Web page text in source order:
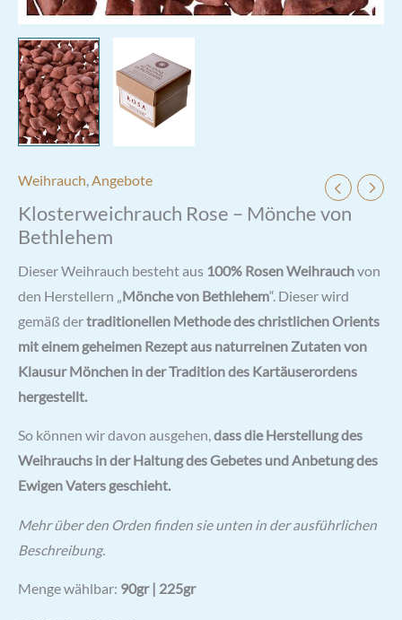
Weihrauch,Angebote
Klosterweichrauch Rose – Mönche von
Bethlehem
Dieser Weihrauch besteht aus 100% Rosen Weihrauchvon
den Herstellern „Mönche von Bethlehem“. Dieser wird
gemäß dertraditionellen Methode des christlichen Orients
mit einem geheimen Rezept aus naturreinen Zutaten von
Klausur Mönchen in der Tradition des Kartäuserordens
hergestellt.
So können wir davon ausgehen,dass die Herstellung des
Weihrauchs in der Haltung des Gebetes und Anbetung des
Ewigen Vaters geschieht.
Mehr über den Orden finden sie unten in der ausführlichen
Beschreibung.
Menge wählbar: 90gr | 225gr